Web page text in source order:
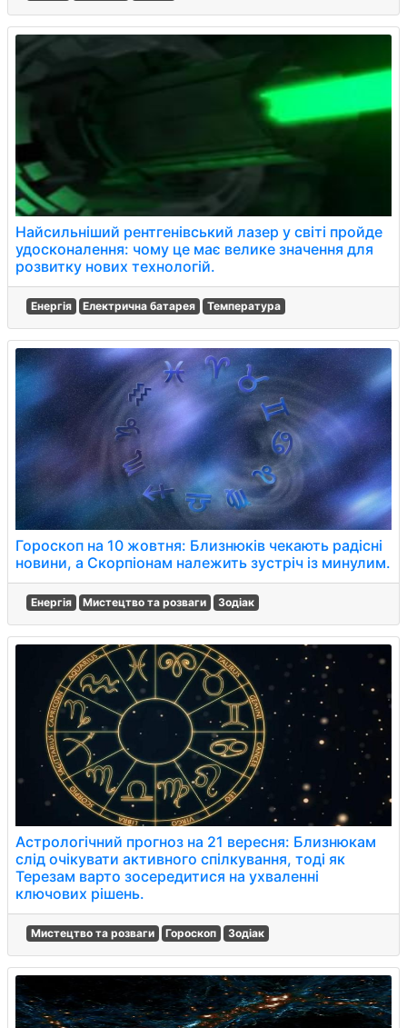
Найсильніший рентгенівський лазер у світі пройде
удосконалення: чому це має велике значення для
розвитку нових технологій.
Енергія Електрична батарея Температура
Гороскоп на 10 жовтня: Близнюків чекають радісні
новини, а Скорпіонам належить зустріч із минулим.
Енергія Мистецтво та розваги Зодіак
Астрологічний прогноз на 21 вересня: Близнюкам
слід очікувати активного спілкування, тоді як
Терезам варто зосередитися на ухваленні
ключових рішень.
Мистецтво та розваги Гороскоп Зодіак